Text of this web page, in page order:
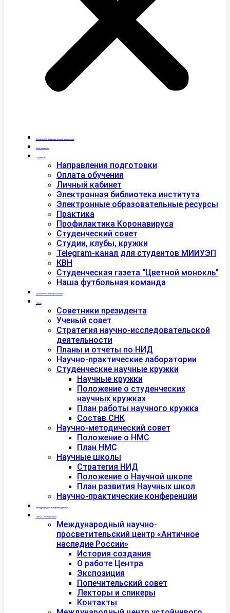
Сведения об образовательной организации
Абитуриентам
Студентам
Направления подготовки
Оплата обучения
Личный кабинет
Электронная библиотека института
Электронные образовательные ресурсы
Практика
Профилактика Коронавируса
Студенческий совет
Студии, клубы, кружки
Telegram-канал для студентов МИИУЭП
КВН
Студенческая газета “Цветной монокль”
Наша футбольная команда
Дополнительное образование
Наука
Советники президента
Ученый совет
Стратегия научно-исследовательской
деятельности
Планы и отчеты по НИД
Научно-практические лаборатории
Студенческие научные кружки
Научные кружки
Положение о студенческих
научных кружках
План работы научного кружка
Состав СНК
Научно-методический совет
Положение о НМС
План НМС
Научные школы
Стратегия НИД
Положение о Научной школе
План развития Научных школ
Научно-практические конференции
Международная академия туризма
Центры и лаборатории
Международный научно-
просветительский центр «Античное
наследие России»
История создания
О работе Центра
Экспозиция
Попечительский совет
Лекторы и спикеры
Контакты